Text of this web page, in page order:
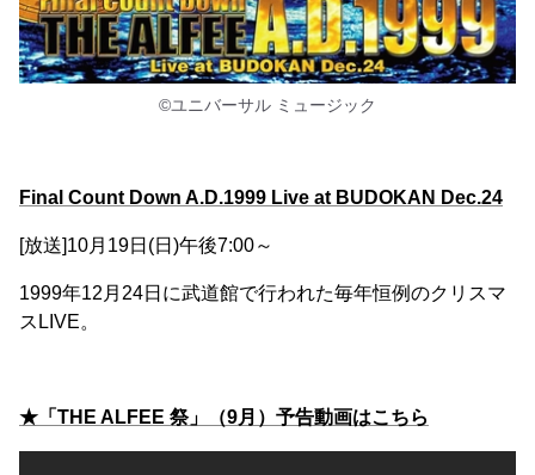
©ユニバーサル ミュージック
Final Count Down A.D.1999 Live at BUDOKAN Dec.24
[放送]10月19日(日)午後7:00～
1999年12月24日に武道館で行われた毎年恒例のクリスマ
スLIVE。
★「THE ALFEE 祭」（9月）予告動画はこちら